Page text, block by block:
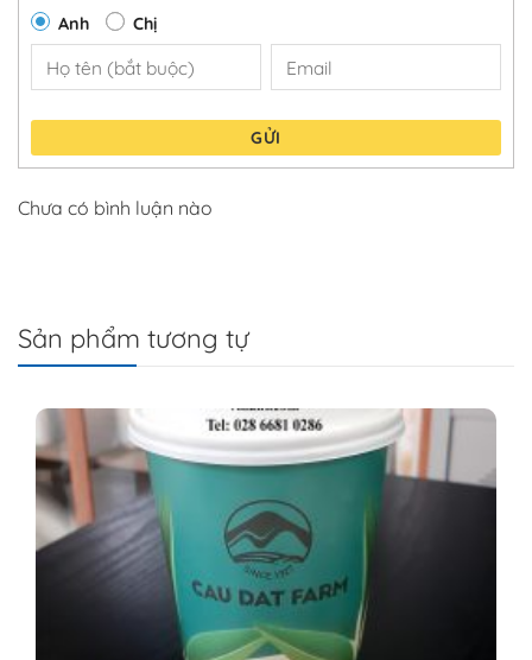
Anh Chị
GỬI
Chưa có bình luận nào
Sản phẩm tương tự